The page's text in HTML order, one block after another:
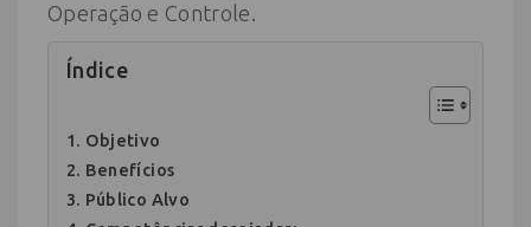
Operação e Controle.
Índice
Objetivo
Benefícios
Público Alvo